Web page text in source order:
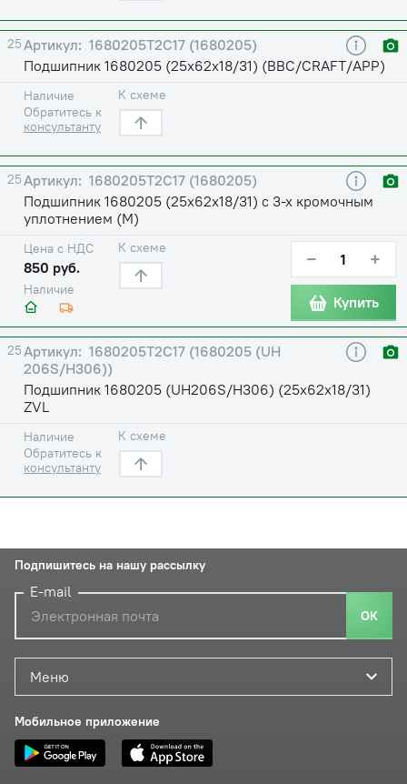
25
1680205Т2С17 (1680205)
Подшипник 1680205 (25х62х18/31) (BBC/CRAFT/APP)
Наличие
Обратитесь к
консультанту
К схеме
25
1680205Т2С17 (1680205)
Подшипник 1680205 (25х62х18/31) с 3-х кромочным
уплотнением (М)
Наличие
Цена с НДС
850 руб.
К схеме − +
Купить
25
1680205Т2С17 (1680205 (UH
206S/H306))
Подшипник 1680205 (UH206S/H306) (25х62х18/31)
ZVL
Наличие
Обратитесь к
консультанту
К схеме
Меню
Мобильное приложение
Подпишитесь на нашу рассылку
E-mail
ОК